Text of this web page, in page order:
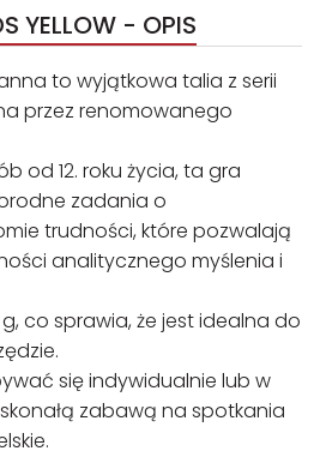
YELLOW - OPIS
to wyjątkowa talia z serii
przez renomowanego
od 12. roku życia, ta gra
zadania o
trudności, które pozwalają
analitycznego myślenia i
co sprawia, że jest idealna do
się indywidualnie lub w
zabawą na spotkania